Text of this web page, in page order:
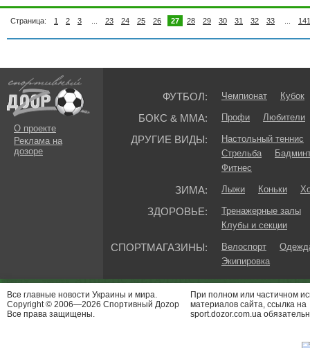
Страница: 1 2 3 23 24 25 26 27 28 29 30 31 32 33 141
О проекте
Реклама на
дозоре
ФУТБОЛ: Чемпионат Кубок
БОКС & ММА: Профи Любители
ДРУГИЕ ВИДЫ:
Настольный теннис
Стрельба
Фитнес
ЗИМА: Лыжи Коньки
ЗДОРОВЬЕ:
Тренажерные залы
Клубы и секции
СПОРТМАГАЗИНЫ: Велоспорт
Экипировка
Все главные новости Украины и мира.
Copyright © 2006—2026 Спортивный Доzор
Все права защищены.
При полном или частичном
материалов сайта, ссылка на
sport.dozor.com.ua